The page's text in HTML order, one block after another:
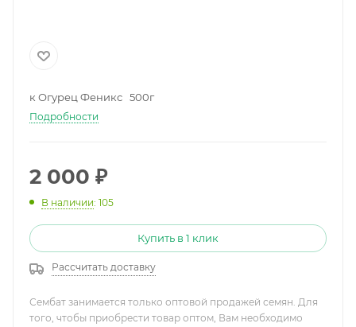
к Огурец Феникс 500г
Подробности
2 000 ₽
В наличии: 105
Купить в 1 клик
Рассчитать доставку
Сембат занимается только оптовой продажей семян. Для
того, чтобы приобрести товар оптом, Вам необходимо